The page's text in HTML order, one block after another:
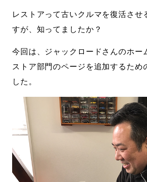
レストアって古いクルマを復活させ
すが、知ってましたか？
今回は、ジャックロードさんのホー
ストア部門のページを追加するため
した。